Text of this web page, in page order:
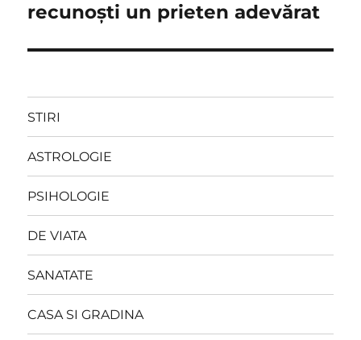
post:
recunoști un prieten adevărat
STIRI
ASTROLOGIE
PSIHOLOGIE
DE VIATA
SANATATE
CASA SI GRADINA